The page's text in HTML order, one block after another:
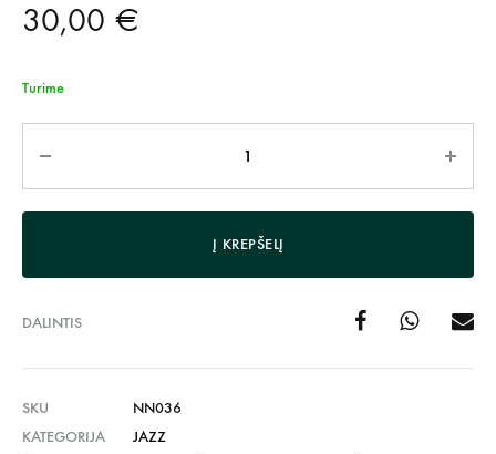
30,00 €
Turime
Į KREPŠELĮ
DALINTIS
SKU
NN036
KATEGORIJA
JAZZ